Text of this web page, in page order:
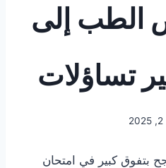
الطب إلى
تساؤلات
بتفوق كبير في امتحان